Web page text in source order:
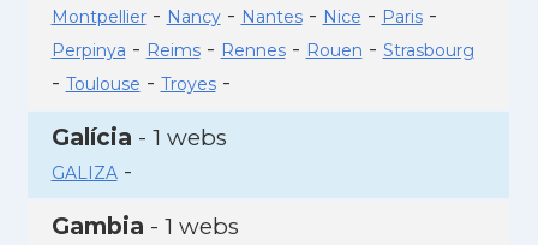
Montpellier- Nancy- Nantes- Nice - Paris-
Perpinya - Reims- Rennes- Rouen - Strasbourg
- Toulouse - Troyes-
Galícia - 1 webs
GALIZA-
Gambia - 1 webs